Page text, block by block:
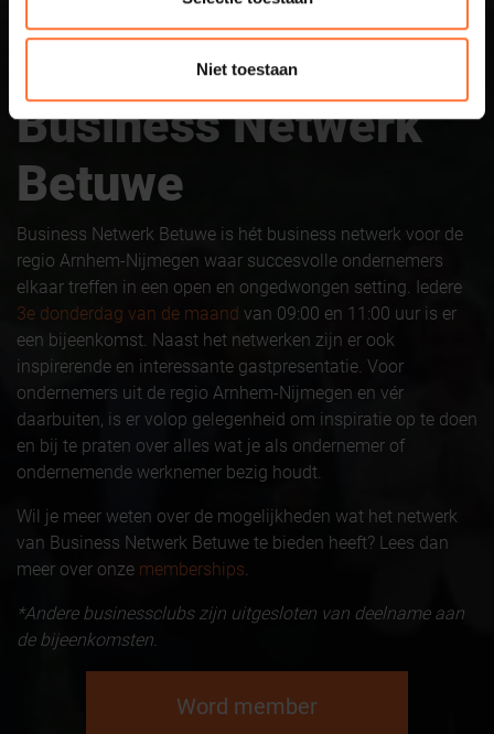
Niet toestaan
Sluit aan bij
Business Netwerk
Betuwe
Business Netwerk Betuwe is hét business netwerk voor de
regio Arnhem-Nijmegen waar succesvolle ondernemers
elkaar treffen in een open en ongedwongen setting. Iedere
3e donderdag van de maand van 09:00 en 11:00 uur is er
een bijeenkomst. Naast het netwerken zijn er ook
inspirerende en interessante gastpresentatie. Voor
ondernemers uit de regio Arnhem-Nijmegen en vér
daarbuiten, is er volop gelegenheid om inspiratie op te doen
en bij te praten over alles wat je als ondernemer of
ondernemende werknemer bezig houdt.
Wil je meer weten over de mogelijkheden wat het netwerk
van Business Netwerk Betuwe te bieden heeft? Lees dan
meer over onze memberships
*Andere businessclubs zijn uitgesloten van deelname aan
de bijeenkomsten.
Word member